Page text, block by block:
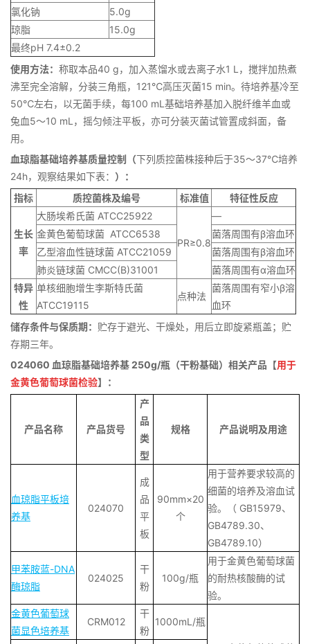
氯化钠
5.0g
琼脂
15.0g
最终pH 7.4±0.2
使用方法： 称取本品40 g，加入蒸馏水或去离子水1 L，搅拌加热煮
沸至完全溶解，分装三角瓶，121℃高压灭菌15 min。待培养基冷至
50℃左右，以无菌手续，每100 mL基础培养基加入脱纤维羊血或
兔血5～10 mL，摇匀倾注平板，亦可分装灭菌试管置成斜面，备
用。
血琼脂基础培养基质量控制（下列质控菌株接种后于35～37℃培养
24h，观察结果如下表： ）：
指标
质控菌株及编号 标准值 特征性反应
生长
率
大肠埃希氏菌 ATCC25922
PR≥0.8
—
金黄色葡萄球菌 ATCC6538
菌落周围有β溶血环
乙型溶血性链球菌 ATCC21059
菌落周围有β溶血环
肺炎链球菌 CMCC(B)31001
菌落周围有α溶血环
特异
性
单核细胞增生李斯特氏菌
ATCC19115
点种法
菌落周围有窄小β溶
血环
储存条件与保质期： 贮存于避光、干燥处，用后立即旋紧瓶盖；贮
存期三年。
024060 血琼脂基础培养基 250g/瓶（干粉基础）相关产品【用于
金黄色葡萄球菌检验】：
产品名称 产品货号
产
品
类
型
规格 产品说明及用途
血琼脂平板培
养基
024070
成
品
平
板
90mm×20
个
用于营养要求较高的
细菌的培养及溶血试
验。（ GB15979、
GB4789.30、
GB4789.10）
甲苯胺蓝-DNA
酶琼脂
024025
干
粉
100g/瓶
用于金黄色葡萄球菌
的耐热核酸酶的试
验。
金黄色葡萄球
菌显色培养基
CRM012
干
粉
1000mL/瓶